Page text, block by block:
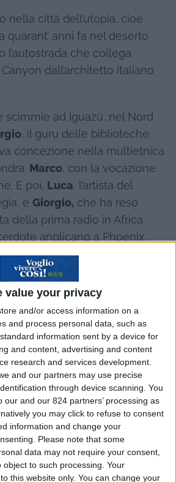
value your privacy
and/or access information on a
and process personal data, such as
information sent by a device for
and content, advertising and content
research and services development.
and our partners may use precise
through device scanning. You
our and our 824 partners’ processing as
you may click to refuse to consent
information and change your
Please note that some
data may not require your consent,
to such processing. Your
this website only. You can change your
nella città dell’utopia, cioè
quarant’ anni fa nel deserto
l’autostrada che collega
dall’architetto italiano
scimmie ad Iguazù, nel Nord
, il guru delle biblioteche
concezione nella multietnica
Marco, con la vocazione
E poi, Luca, l’artista del
e Giorgio, che ha reso
della prima radio in Africa.
anglicano a Phoenix.
che fa abitare gli alberi in
in pensione al circolo polare
un pugno di terra nel
parallelo nord, estrema
della Norvegia e
del silenzio, che ha fondato
una società che progetta e
per l’architettura.Marco,
Guiness World Records, con
dove dirige il lavoro del team
i record in giro per il
l’organista bianco del Bronx,